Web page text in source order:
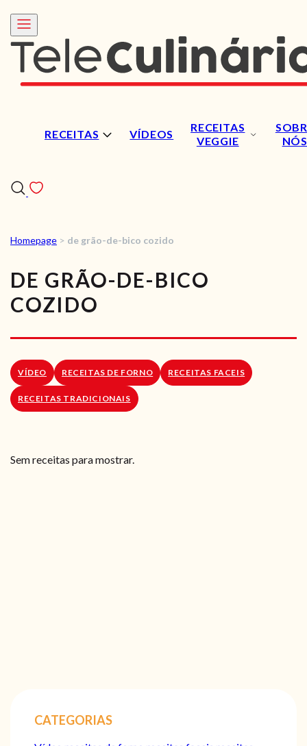
RECEITAS VÍDEOS
RECEITAS
VEGGIE
NÓS
RECEITAS
VÍDEOS
LOJA ONLINE
Homepage > de grão-de-bico cozido
DE GRÃO-DE-BICO
COZIDO
VÍDEO RECEITAS DE FORNO RECEITAS FACEIS
RECEITAS TRADICIONAIS
Sem receitas para mostrar.
CATEGORIAS